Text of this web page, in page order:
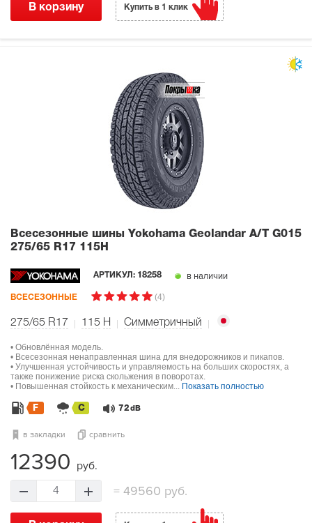
В корзину Купить в 1 клик
Всесезонные шины Yokohama Geolandar A/T G015
275/65 R17 115H
АРТИКУЛ: 18258 в наличии
ВСЕСЕЗОННЫЕ (4)
275/65 R17 115 H Симметричный
• Обновлённая модель.
• Всесезонная ненаправленная шина для внедорожников и пикапов.
• Улучшенная устойчивость и управляемость на больших скоростях, а
также понижение риска скольжения в поворотах.
• Повышенная стойкость к механическим...
Показать полностью
F C 72 dB
в закладки сравнить
12390 руб.
4 =49560 руб.